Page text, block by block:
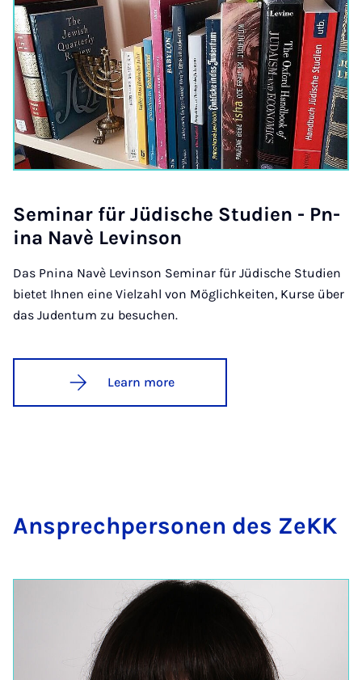
Sem­in­ar für Jüdis­che Stud­i­en - Pn­
ina Navè Lev­in­son
Das Pnina Navè Levinson Seminar für Jüdische Studien
bietet Ihnen eine Vielzahl von Möglichkeiten, Kurse über
das Judentum zu besuchen.
Learn more
An­s­prech­per­son­en des ZeKK